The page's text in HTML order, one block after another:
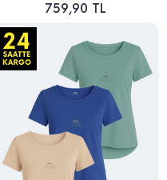
759,90 TL